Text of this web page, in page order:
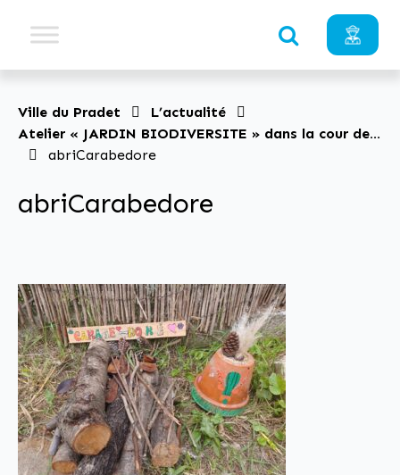
Ville du Pradet
L’actualité
Atelier « JARDIN BIODIVERSITE » dans la cour de
l’école Charles Sandro
abriCarabedore
abriCarabedore